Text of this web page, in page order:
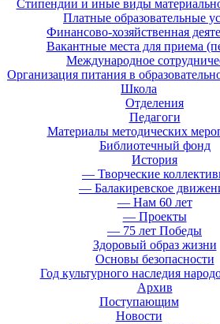
Стипендии и иные виды
Платные образовательные
Финансово-хозяйственная
Вакантные места для приема
Международное
Организация питания в
Школа
Отделения
Педагоги
Материалы методических
Библиотечный фонд
История
— Творческие
— Балакиревское
— Нам 60 лет
— Проекты
— 75 лет Победы
Здоровый образ жизни
Основы безопасности
Год культурного наследия
Архив
Поступающим
Новости